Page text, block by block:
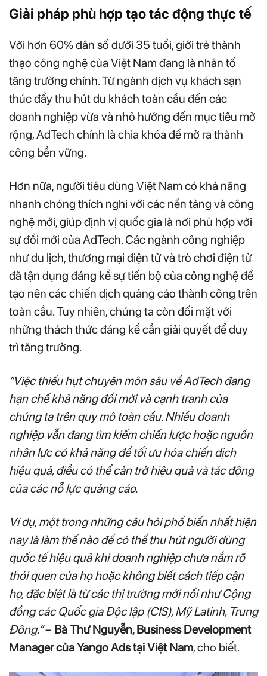
Giải pháp phù hợp tạo tác động thực tế
Với hơn 60% dân số dưới 35 tuổi, giới trẻ thành
thạo công nghệ của Việt Nam đang là nhân tố
tăng trưởng chính. Từ ngành dịch vụ khách sạn
thúc đẩy thu hút du khách toàn cầu đến các
doanh nghiệp vừa và nhỏ hướng đến mục tiêu mở
rộng, AdTech chính là chìa khóa để mở ra thành
công bền vững.
Hơn nữa, người tiêu dùng Việt Nam có khả năng
nhanh chóng thích nghi với các nền tảng và công
nghệ mới, giúp định vị quốc gia là nơi phù hợp với
sự đổi mới của AdTech. Các ngành công nghiệp
như du lịch, thương mại điện tử và trò chơi điện tử
đã tận dụng đáng kể sự tiến bộ của công nghệ để
tạo nên các chiến dịch quảng cáo thành công trên
toàn cầu. Tuy nhiên, chúng ta còn đối mặt với
những thách thức đáng kể cần giải quyết để duy
trì tăng trưởng.
​”Việc thiếu hụt chuyên môn sâu về AdTech đang
hạn chế khả năng đổi mới và cạnh tranh của
chúng ta trên quy mô toàn cầu. Nhiều doanh
nghiệp vẫn đang tìm kiếm chiến lược hoặc nguồn
nhân lực có khả năng để tối ưu hóa chiến dịch
hiệu quả, điều có thể cản trở hiệu quả và tác động
của các nỗ lực quảng cáo.
Ví dụ, một trong những câu hỏi phổ biến nhất hiện
nay là làm thế nào để có thể thu hút người dùng
quốc tế hiệu quả khi doanh nghiệp chưa nắm rõ
thói quen của họ hoặc không biết cách tiếp cận
họ, đặc biệt là từ các thị trường mới nổi như Cộng
đồng các Quốc gia Độc lập (CIS), Mỹ Latinh, Trung
Đông.”– Bà Thư Nguyễn, Business Development
Manager của Yango Ads tại Việt Nam, cho biết.